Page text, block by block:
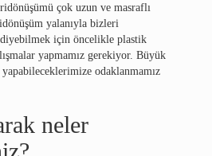
çok uzun ve masraflı
yalanıyla bizleri
için öncelikle plastik
yapmamız gerekiyor. Büyük
odaklanmamız
neler